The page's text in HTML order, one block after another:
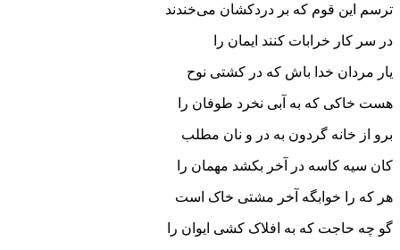
ترسم این قوم که بر دردکشان می‌خندند
در سر کار خرابات کنند ایمان را
یار مردان خدا باش که در کشتی نوح
هست خاکی که به آبی نخرد طوفان را
برو از خانه گردون به در و نان مطلب
کان سیه کاسه در آخر بکشد مهمان را
هر که را خوابگه آخر مشتی خاک است
گو چه حاجت که به افلاک کشی ایوان را